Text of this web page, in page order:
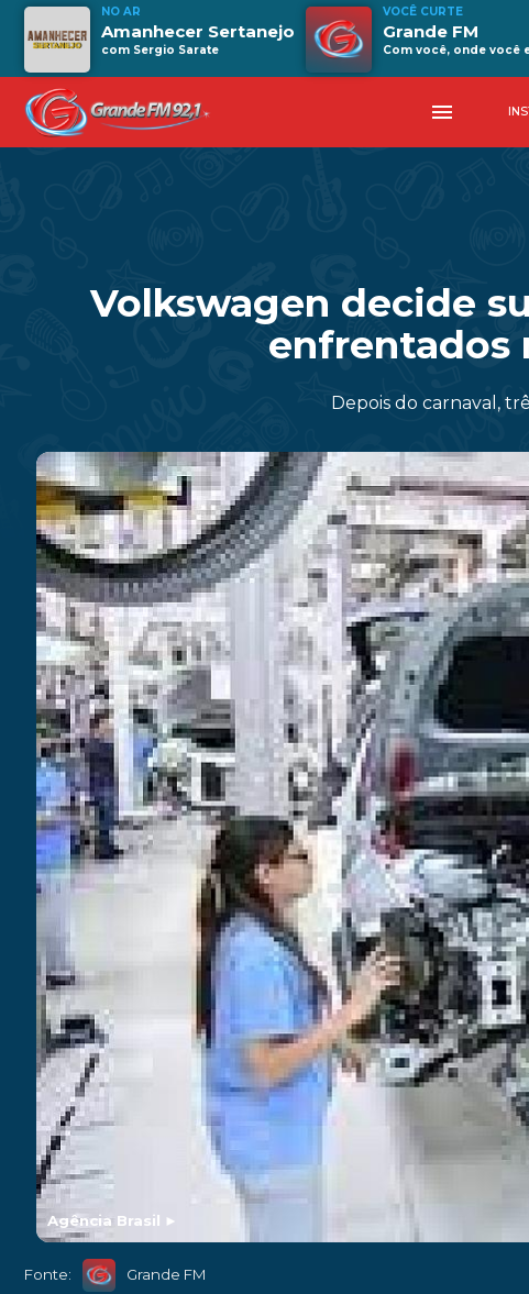
NO AR
Amanhecer Sertanejo
com Sergio Sarate
VOCÊ CURTE
Grande FM
Com você, onde você
menu
Volkswagen decide
enfrentados
Depois do carnaval,
Agência Brasil ►
Fonte: Grande FM